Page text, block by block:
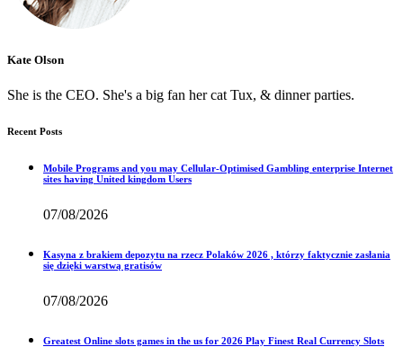
Kate Olson
She is the CEO. She's a big fan her cat Tux, & dinner parties.
Recent Posts
Mobile Programs and you may Cellular-Optimised Gambling enterprise Internet
sites having United kingdom Users
07/08/2026
Kasyna z brakiem depozytu na rzecz Polaków 2026 , którzy faktycznie zasłania
się dzięki warstwą gratisów
07/08/2026
Greatest Online slots games in the us for 2026 Play Finest Real Currency Slots